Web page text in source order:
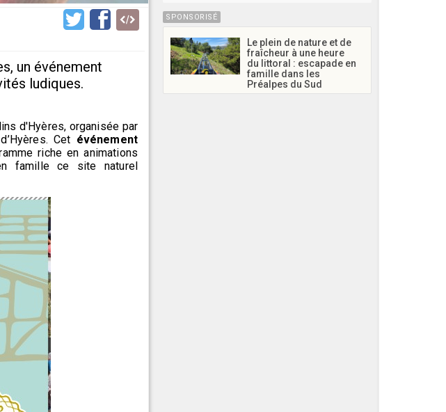
un événement
ludiques.
d'Hyères, organisée par
Cet événement
riche en animations
famille ce site naturel
SPONSORISÉ
Le plein de nature et de
fraîcheur à une heure
du littoral : escapade en
famille dans les
Préalpes du Sud